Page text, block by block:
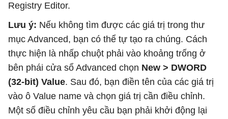
Registry Editor.
Lưu ý: Nếu không tìm được các giá trị trong thư
mục Advanced, bạn có thể tự tạo ra chúng. Cách
thực hiện là nhấp chuột phải vào khoảng trống ở
bên phái cửa sổ Advanced chọn New > DWORD
(32-bit) Value. Sau đó, bạn điền tên của các giá trị
vào ô Value name và chọn giá trị cần điều chỉnh.
Một số điều chỉnh yêu cầu bạn phải khởi động lại